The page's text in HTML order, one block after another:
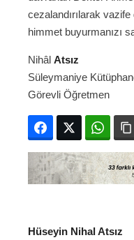
cezalandırılarak
himmet buyurmanızı
Nihâl Atsız
Süleymaniye
Görevli Öğretmen
FacebookTwitter
Hüseyin Nihal Atsız